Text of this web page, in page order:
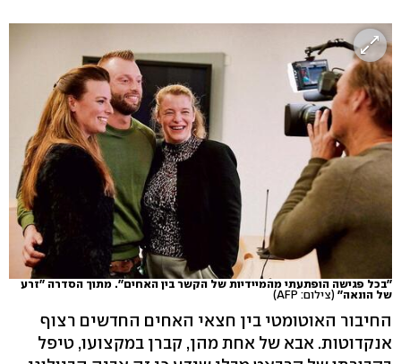
''בכל פגישה הופתעתי מהמיידיות של הקשר בין האחים''. מתוך הסדרה ''זרע
של הונאה'' (צילום: AFP)
החיבור האוטומטי בין חצאי האחים החדשים רצוף
אנקדוטות. אבא של אחת מהן, קברן במקצועו, טיפל